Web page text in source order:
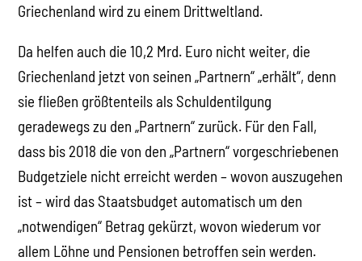
Griechenland wird zu einem Drittweltland.
Da helfen auch die 10,2 Mrd. Euro nicht weiter, die
Griechenland jetzt von seinen „Partnern“ „erhält“, denn
sie fließen größtenteils als Schuldentilgung
geradewegs zu den „Partnern“ zurück. Für den Fall,
dass bis 2018 die von den „Partnern“ vorgeschriebenen
Budgetziele nicht erreicht werden – wovon auszugehen
ist – wird das Staatsbudget automatisch um den
„notwendigen“ Betrag gekürzt, wovon wiederum vor
allem Löhne und Pensionen betroffen sein werden.